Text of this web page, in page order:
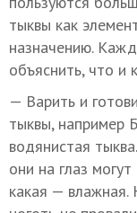
тыквы как
назначению.
объяснить, что и
— Варить и
тыквы, например
водянистая
они на глаз
какая — влажная.